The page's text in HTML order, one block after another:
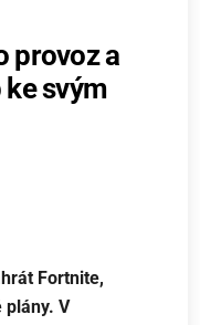
provoz a
svým
Fortnite,
plány. V